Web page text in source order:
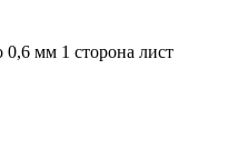
мм 1 сторона лист